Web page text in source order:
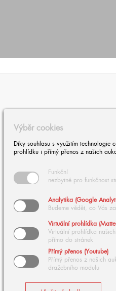
Výběr cookies
Díky souhlasu s využitím technologie
prohlídku i přímý přenos z našich
Funkční
nezbytné pro funkčnost
Analytika (Google
Budeme vědět, co Vás
Virtuální prohlídka
Virtuální prohlídka
přímo do stránek
Přímý přenos (Youtube)
Přímý přenos z našich
dražebního modulu